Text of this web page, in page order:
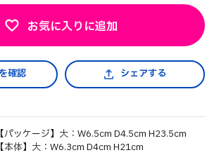
お気に入りに追加
シェアする
【パッケージ】大：W6.5cm D4.5cm H23.5cm
【本体】大：W6.3cm D4cm H21cm